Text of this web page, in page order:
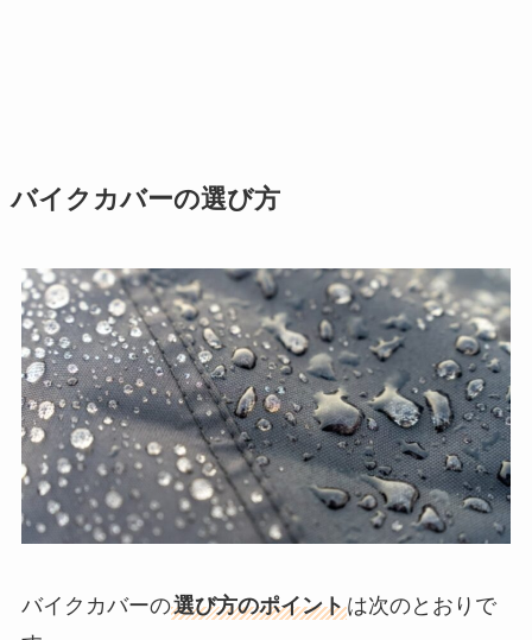
バイクカバーの選び方
バイクカバーの選び方のポイントは次のとおりで